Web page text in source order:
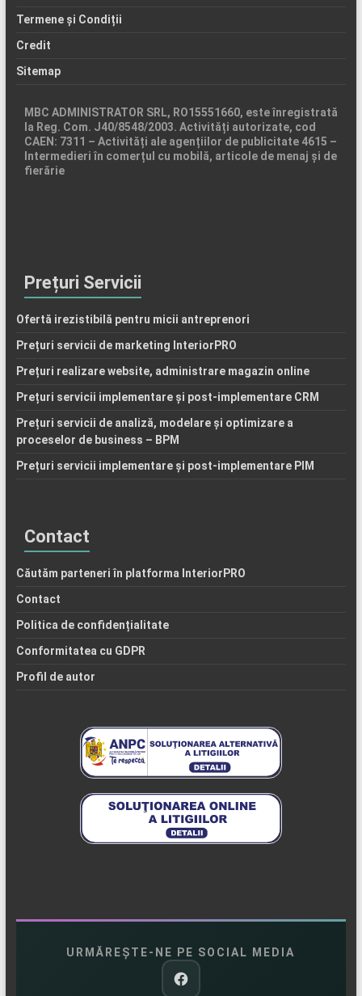
Termene și Condiții
Credit
Sitemap
MBC ADMINISTRATOR SRL, RO15551660, este înregistrată
la Reg. Com. J40/8548/2003. Activități autorizate, cod
CAEN: 7311 – Activități ale agențiilor de publicitate 4615 –
Intermedieri în comerțul cu mobilă, articole de menaj și de
fierărie
Prețuri Servicii
Ofertă irezistibilă pentru micii antreprenori
Prețuri servicii de marketing InteriorPRO
Prețuri realizare website, administrare magazin online
Prețuri servicii implementare și post-implementare CRM
Prețuri servicii de analiză, modelare și optimizare a
proceselor de business – BPM
Prețuri servicii implementare și post-implementare PIM
Contact
Căutăm parteneri în platforma InteriorPRO
Contact
Politica de confidențialitate
Conformitatea cu GDPR
Profil de autor
URMĂREȘTE-NE PE SOCIAL MEDIA